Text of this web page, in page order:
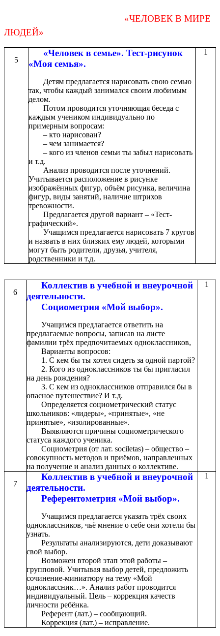
«ЧЕЛОВЕК В МИРЕ
ЛЮДЕЙ»
5
«Человек в семье». Тест-рисунок
«Моя семья».
Детям предлагается нарисовать свою семью
так, чтобы каждый занимался своим любимым
делом.
Потом проводится уточняющая беседа с
каждым учеником индивидуально по
примерным вопросам:
– кто нарисован?
– чем занимается?
– кого из членов семьи ты забыл нарисовать
и т.д.
Анализ проводится после уточнений.
Учитывается расположение в рисунке
изображённых фигур, объём рисунка, величина
фигур, виды занятий, наличие штрихов
тревожности.
Предлагается другой вариант – «Тест-
графический».
Учащимся предлагается нарисовать 7 кругов
и назвать в них близких ему людей, которыми
могут быть родители, друзья, учителя,
родственники и т.д.
1
6
Коллектив в учебной и внеурочной
деятельности.
Социометрия «Мой выбор».
Учащимся предлагается ответить на
предлагаемые вопросы, записав на листе
фамилии трёх предпочитаемых одноклассников,
Варианты вопросов:
1. С кем бы ты хотел сидеть за одной партой?
2. Кого из одноклассников ты бы пригласил
на день рождения?
3. С кем из одноклассников отправился бы в
опасное путешествие? И т.д.
Определяется социометрический статус
школьников: «лидеры», «принятые», «не
принятые», «изолированные».
Выявляются причины социометрического
статуса каждого ученика.
Социометрия (от лат. sociletas) – общество –
совокупность методов и приёмов, направленных
на получение и анализ данных о коллективе.
1
7
Коллектив в учебной и внеурочной
деятельности.
Референтометрия «Мой выбор».
Учащимся предлагается указать трёх своих
одноклассников, чьё мнение о себе они хотели бы
узнать.
Результаты анализируются, дети доказывают
свой выбор.
Возможен второй этап этой работы –
групповой. Учитывая выбор детей, предложить
сочинение-миниатюру на тему «Мой
одноклассник…». Анализ работ проводится
индивидуальный. Цель – коррекция качеств
личности ребёнка.
Референт (лат.) – сообщающий.
Коррекция (лат.) – исправление.
1